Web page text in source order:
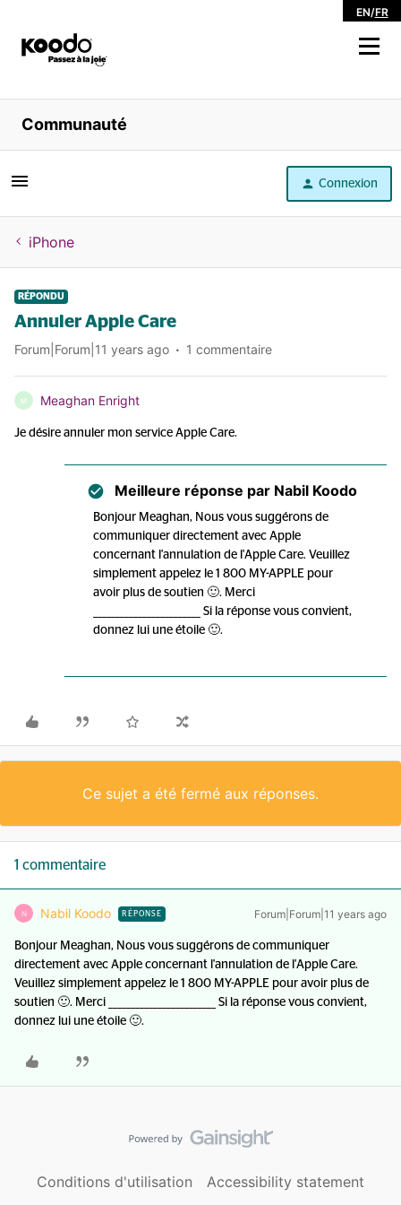
EN/FR
Magasiner
Libre service
Aide
Communauté
Connexion
iPhone
RÉPONDU
Annuler Apple Care
Forum|Forum|11 years ago 1 commentaire
M Meaghan Enright
Je désire annuler mon service Apple Care.
Meilleure réponse par Nabil Koodo
Bonjour Meaghan, Nous vous suggérons de
communiquer directement avec Apple
concernant l'annulation de l'Apple Care. Veuillez
simplement appelez le 1 800 MY-APPLE pour
avoir plus de soutien 🙂. Merci
________________________ Si la réponse vous convient,
donnez lui une étoile 🙂.
Ce sujet a été fermé aux réponses.
1 commentaire
N Nabil Koodo RÉPONSE Forum|Forum|11 years ago
Bonjour Meaghan, Nous vous suggérons de communiquer
directement avec Apple concernant l'annulation de l'Apple Care.
Veuillez simplement appelez le 1 800 MY-APPLE pour avoir plus de
soutien 🙂. Merci ________________________ Si la réponse vous convient,
donnez lui une étoile 🙂.
Conditions d'utilisation Accessibility statement